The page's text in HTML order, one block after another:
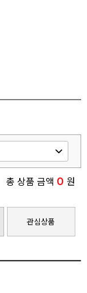
총 상품 금액 0 원
관심상품